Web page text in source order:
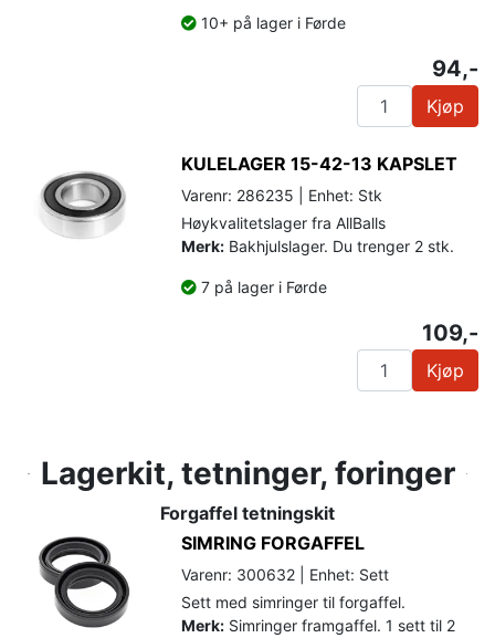
10+ på lager i Førde
94,-
Kjøp
KULELAGER 15-42-13 KAPSLET
Varenr: 286235 | Enhet: Stk
Høykvalitetslager fra AllBalls
Merk: Bakhjulslager. Du trenger 2 stk.
7 på lager i Førde
109,-
Kjøp
Lagerkit, tetninger, foringer
Forgaffel tetningskit
SIMRING FORGAFFEL
Varenr: 300632 | Enhet: Sett
Sett med simringer til forgaffel.
Merk: Simringer framgaffel. 1 sett til 2